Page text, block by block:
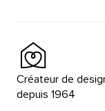
Créateur de
depuis 1964